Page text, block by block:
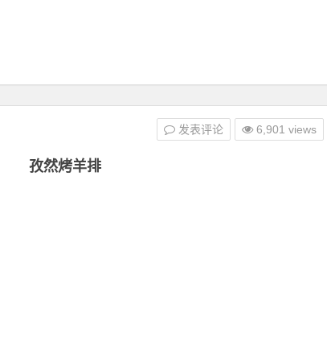
孜然烤羊排
发表评论 6,901 views